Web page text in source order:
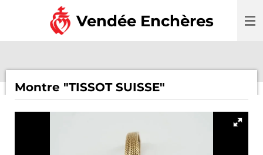
Vendée Enchères
Montre "TISSOT SUISSE"